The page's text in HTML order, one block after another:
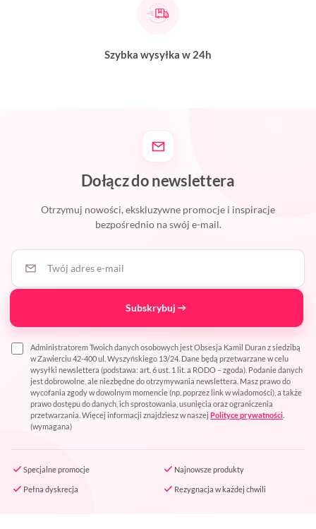
Szybka wysyłka w 24h
Dołącz do newslettera
Otrzymuj nowości, ekskluzywne promocje i inspiracje
bezpośrednio na swój e-mail.
Twój adres e-mail
Subskrybuj
Administratorem Twoich danych osobowych jest Obsesja Kamil Duran z siedzibą
w Zawierciu 42-400 ul. Wyszyńskiego 13/24. Dane będą przetwarzane w celu
wysyłki newslettera (podstawa: art. 6 ust. 1 lit. a RODO – zgoda). Podanie danych
jest dobrowolne, ale niezbędne do otrzymywania newslettera. Masz prawo do
wycofania zgody w dowolnym momencie (np. poprzez link w wiadomości), a także
prawo dostępu do danych, ich sprostowania, usunięcia oraz ograniczenia
przetwarzania. Więcej informacji znajdziesz w naszej Polityce prywatności
(wymagana)
Specjalne promocje Najnowsze produkty
Pełna dyskrecja Rezygnacja w każdej chwili